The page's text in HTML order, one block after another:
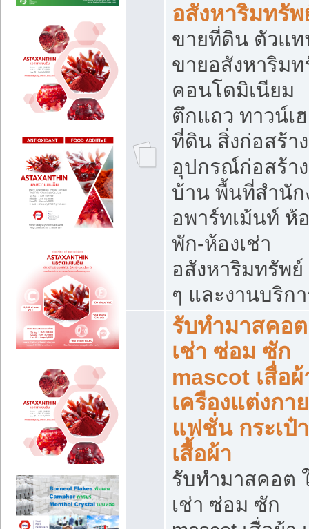
อสังหาริมทรัพ
ขายที่ดิน ตัวแ
ขายอสังหาริมท
คอนโดมิเนียม
ตึกแถว ทาวน์เ
ที่ดิน สิ่งก่อสร้าง
อุปกรณ์ก่อสร้าง
บ้าน พื้นที่สำนัก
อพาร์ทเม้นท์ ห้
พัก-ห้องเช่า
อสังหาริมทรัพ
ๆ และงานบริก
รับทำมาสคอ
เช่า ซ่อม ซัก
mascot เสื่อผ้
เครืองแต่งกาย
แฟชั่น กระเป๋า
เสื้อผ้า
รับทำมาสคอต
เช่า ซ่อม ซัก